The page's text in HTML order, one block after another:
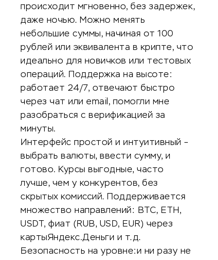
происходит мгновенно, без задержек,
даже ночью. Можно менять
небольшие суммы, начиная от 100
рублей или эквивалента в крипте, что
идеально для новичков или тестовых
операций. Поддержка на высоте:
работает 24/7, отвечают быстро
через чат или email, помогли мне
разобраться с верификацией за
минуты.
Интерфейс простой и интуитивный –
выбрать валюты, ввести сумму, и
готово. Курсы выгодные, часто
лучше, чем у конкурентов, без
скрытых комиссий. Поддерживается
множество направлений: BTC, ETH,
USDT, фиат (RUB, USD, EUR) через
картыЯндекс.Деньги и т.д.
Безопасность на уровне:и ни разу не